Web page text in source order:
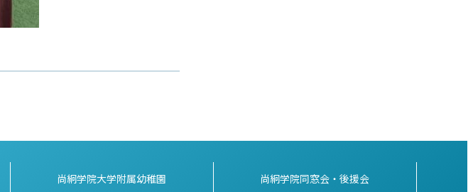
尚絅学院大学附属幼稚園 尚絅学院同窓会・後援会